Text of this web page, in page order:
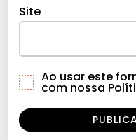
Site
Ao usar este
com nossa